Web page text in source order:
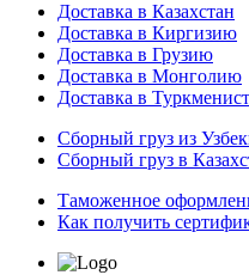
Доставка в Казахстан
Доставка в Киргизию
Доставка в Грузию
Доставка в Монголию
Доставка в
Cборный груз из
Сборный груз в
Таможенное
Как получить